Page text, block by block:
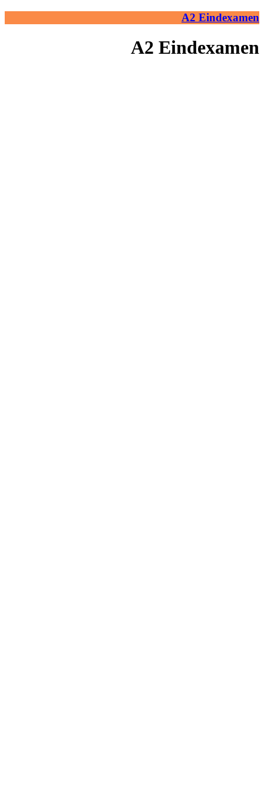
A2 Eindexamen
A2 Eindexamen